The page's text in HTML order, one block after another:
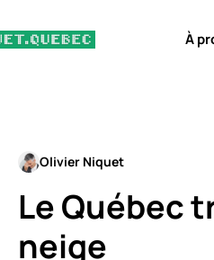
À
Olivier Niquet
Le Québec
neige